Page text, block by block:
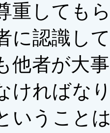
重しても
に認識し
他者が大
ければな
いうこと